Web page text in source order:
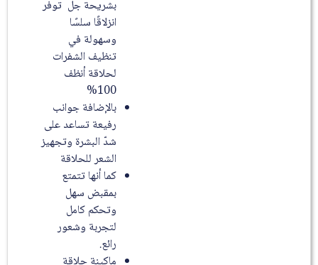
بشريحة جل توفر
انزلاقًا سلسًا
وسهولة في
تنظيف الشفرات
لحلاقة أنظف
100%
بالإضافة جوانب
رفيعة تساعد على
شدّ البشرة وتجهيز
الشعر للحلاقة
كما أنها تتمتع
بمقبض سهل
وتحكم كامل
لتجربة وشعور
رائع.